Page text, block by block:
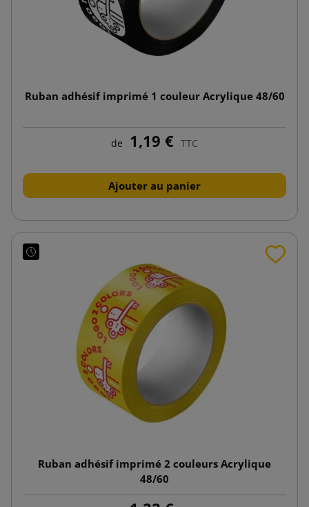
Ruban adhésif imprimé 1 couleur Acrylique 48/60
de 1,19 € TTC
Ajouter au panier
Ruban adhésif imprimé 2 couleurs Acrylique
48/60